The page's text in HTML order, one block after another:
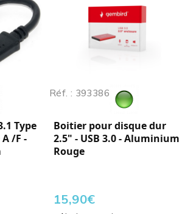
Type
/F -
Réf. : 393386
Boitier pour disque dur
2.5" - USB 3.0 - Aluminium
Rouge
15,90€